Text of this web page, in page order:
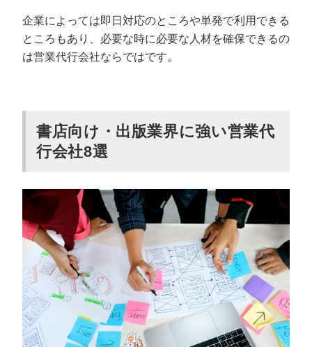
企業によっては即日対応のところや単発で利用できる
ところもあり、必要な時に必要な人材を確保できるの
は営業代行会社ならではです。
書店向け・出版業界に強い営業代
行会社8選